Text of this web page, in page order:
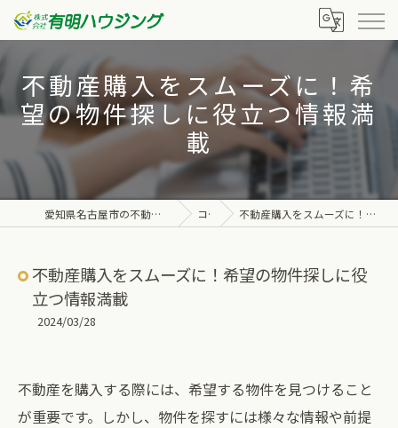
不動産購入をスムーズに！希
望の物件探しに役立つ情報満
載
愛知県名古屋市の不動産なら株式会社有明ハウジング コラム 不動産購入をスムーズに！希望の物件探しに役立つ情報満載
不動産購入をスムーズに！希望の物件探しに役
立つ情報満載
2024/03/28
不動産を購入する際には、希望する物件を見つけること
が重要です。しかし、物件を探すには様々な情報や前提